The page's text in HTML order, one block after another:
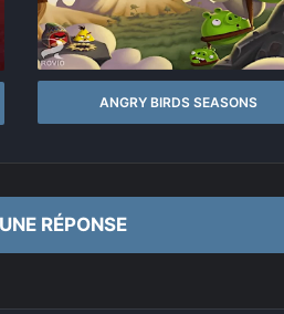
ANGRY BIRDS SEASONS
RÉPONSE